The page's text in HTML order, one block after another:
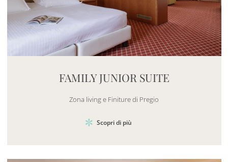
FAMILY JUNIOR SUITE
Zona living e Finiture di Pregio
Scopri di più